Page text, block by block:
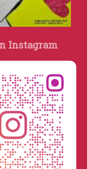
Instagram